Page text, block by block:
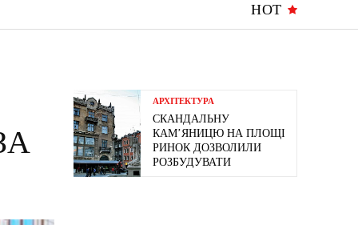
HOT
АРХІТЕКТУРА
СКАНДАЛЬНУ
КАМ’ЯНИЦЮ НА ПЛОЩІ
РИНОК ДОЗВОЛИЛИ
РОЗБУДУВАТИ